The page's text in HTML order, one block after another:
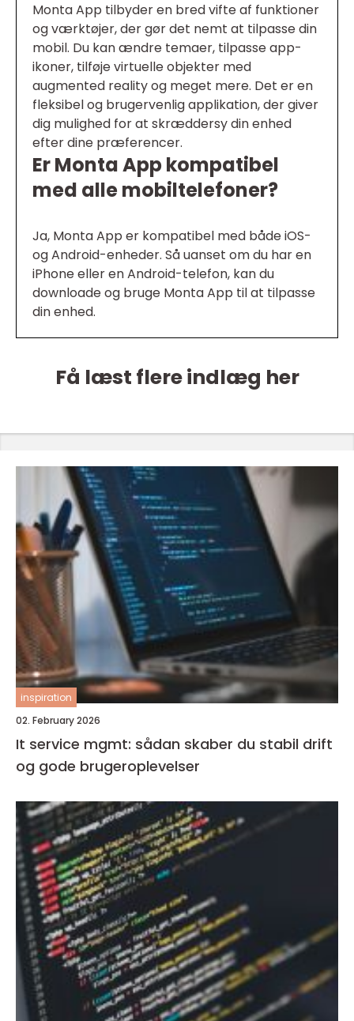
Monta App tilbyder en bred vifte af funktioner
og værktøjer, der gør det nemt at tilpasse din
mobil. Du kan ændre temaer, tilpasse app-
ikoner, tilføje virtuelle objekter med
augmented reality og meget mere. Det er en
fleksibel og brugervenlig applikation, der giver
dig mulighed for at skræddersy din enhed
efter dine præferencer.
Er Monta App kompatibel
med alle mobiltelefoner?
Ja, Monta App er kompatibel med både iOS-
og Android-enheder. Så uanset om du har en
iPhone eller en Android-telefon, kan du
downloade og bruge Monta App til at tilpasse
din enhed.
Få læst flere indlæg her
inspiration
02. February 2026
It service mgmt: sådan skaber du stabil drift
og gode brugeroplevelser